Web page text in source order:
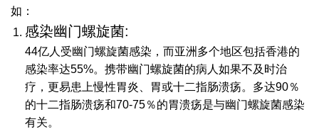
如：
感染幽门螺旋菌:
44亿人受幽门螺旋菌感染，而亚洲多个地区包括香港的
感染率达55%。携带幽门螺旋菌的病人如果不及时治
疗，更易患上慢性胃炎、胃或十二指肠溃疡。多达90％
的十二指肠溃疡和70-75％的胃溃疡是与幽门螺旋菌感染
有关。